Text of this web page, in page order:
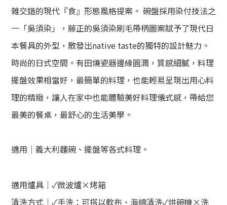
雜交錯的現代『食』形態風格提案。 碗盤採用染付技法之
一「吳須染」，藤正的吳須染刷毛帶柄圖案賦予了現代日
本餐具的外型，散發出native taste的獨特的設計魅力。
時尚的日式空間。 有田燒瓷器邊緣圓潤，質感細膩，料理
擺盤效果相當好，最簡單的料理，也能輕易呈現出用心料
理的精緻，讓人在家中也能體驗美好料理儀式感，帶給您
最美的餐桌，最舒心的生活美學。
適用｜義大利麵碗、擺盤等各式料理。
適用爐具｜ ✓微波爐×烤箱
清洗方式｜ ✓手洗：可搭以軟布、海綿清洗✓烘碗機×洗